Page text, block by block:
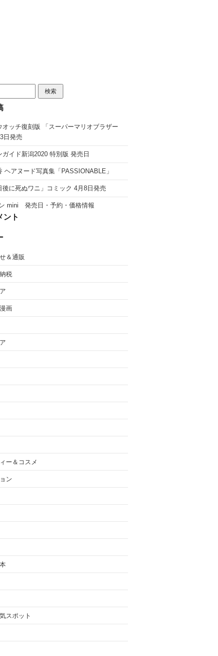
オッチ復刻版 「スーパーマリオブラザー
日発売
ガイド新潟2020 特別版 発売日
ヘアヌード写真集「PASSIONABLE」
後に死ぬワニ」コミック 4月8日発売
mini 発売日・予約・価格情報
ント
＆通販
税
画
ー＆コスメ
ン
スポット